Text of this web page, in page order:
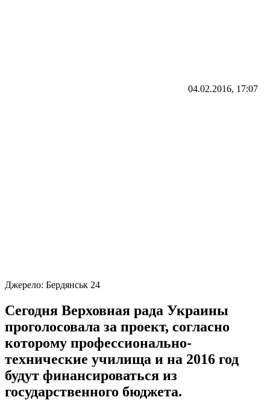
04.02.2016, 17:07
Джерело: Бердянськ 24
Сегодня Верховная рада Украины
проголосовала за проект, согласно
которому профессионально-
технические училища и на 2016 год
будут финансироваться из
государственного бюджета.